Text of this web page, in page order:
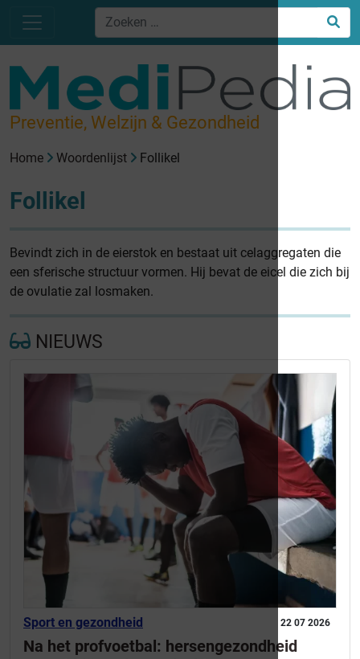
Preventie, Welzijn & Gezondheid
Home Woordenlijst Follikel
Follikel
Bevindt zich in de eierstok en bestaat uit celaggregaten die
een sferische structuur vormen. Hij bevat de eicel die zich bij
de ovulatie zal losmaken.
NIEUWS
22 07 2026
Sport en gezondheid
Na het profvoetbal: hersengezondheid